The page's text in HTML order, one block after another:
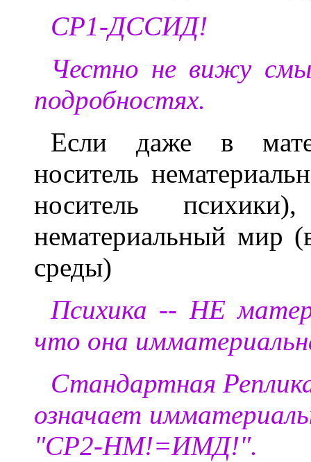
СР1-ДССИД!
Честно не вижу
подробностях.
Если даже в
носитель
носитель
нематериальный мир
среды)
Психика -- НЕ
что она
Стандартная
означает
"СР2-НМ!=ИМД!".